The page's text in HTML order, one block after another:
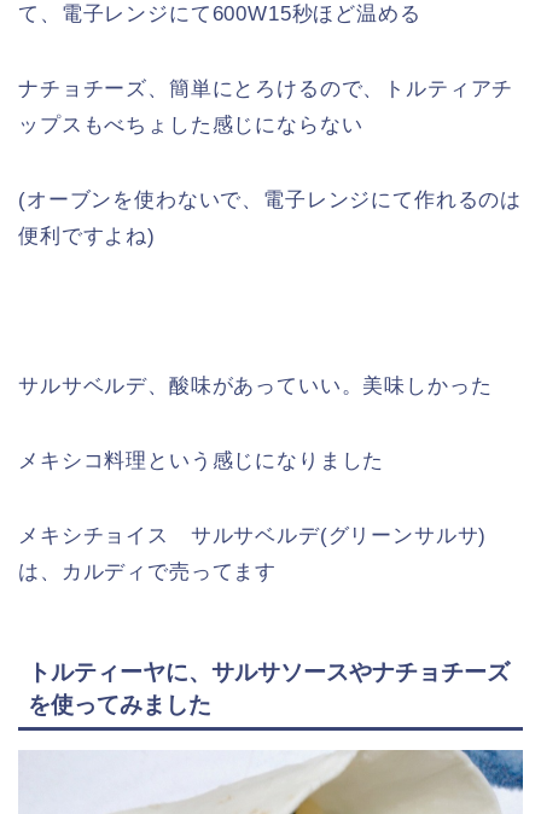
て、電子レンジにて600W15秒ほど温める
ナチョチーズ、簡単にとろけるので、トルティアチ
ップスもべちょした感じにならない
(オーブンを使わないで、電子レンジにて作れるのは
便利ですよね)
サルサベルデ、酸味があっていい。美味しかった
メキシコ料理という感じになりました
メキシチョイス サルサベルデ(グリーンサルサ)
は、カルディで売ってます
トルティーヤに、サルサソースやナチョチーズ
を使ってみました